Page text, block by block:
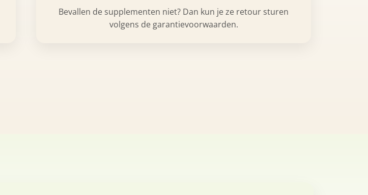
Bevallen de supplementen niet? Dan kun je ze retour sturen
volgens de garantievoorwaarden.